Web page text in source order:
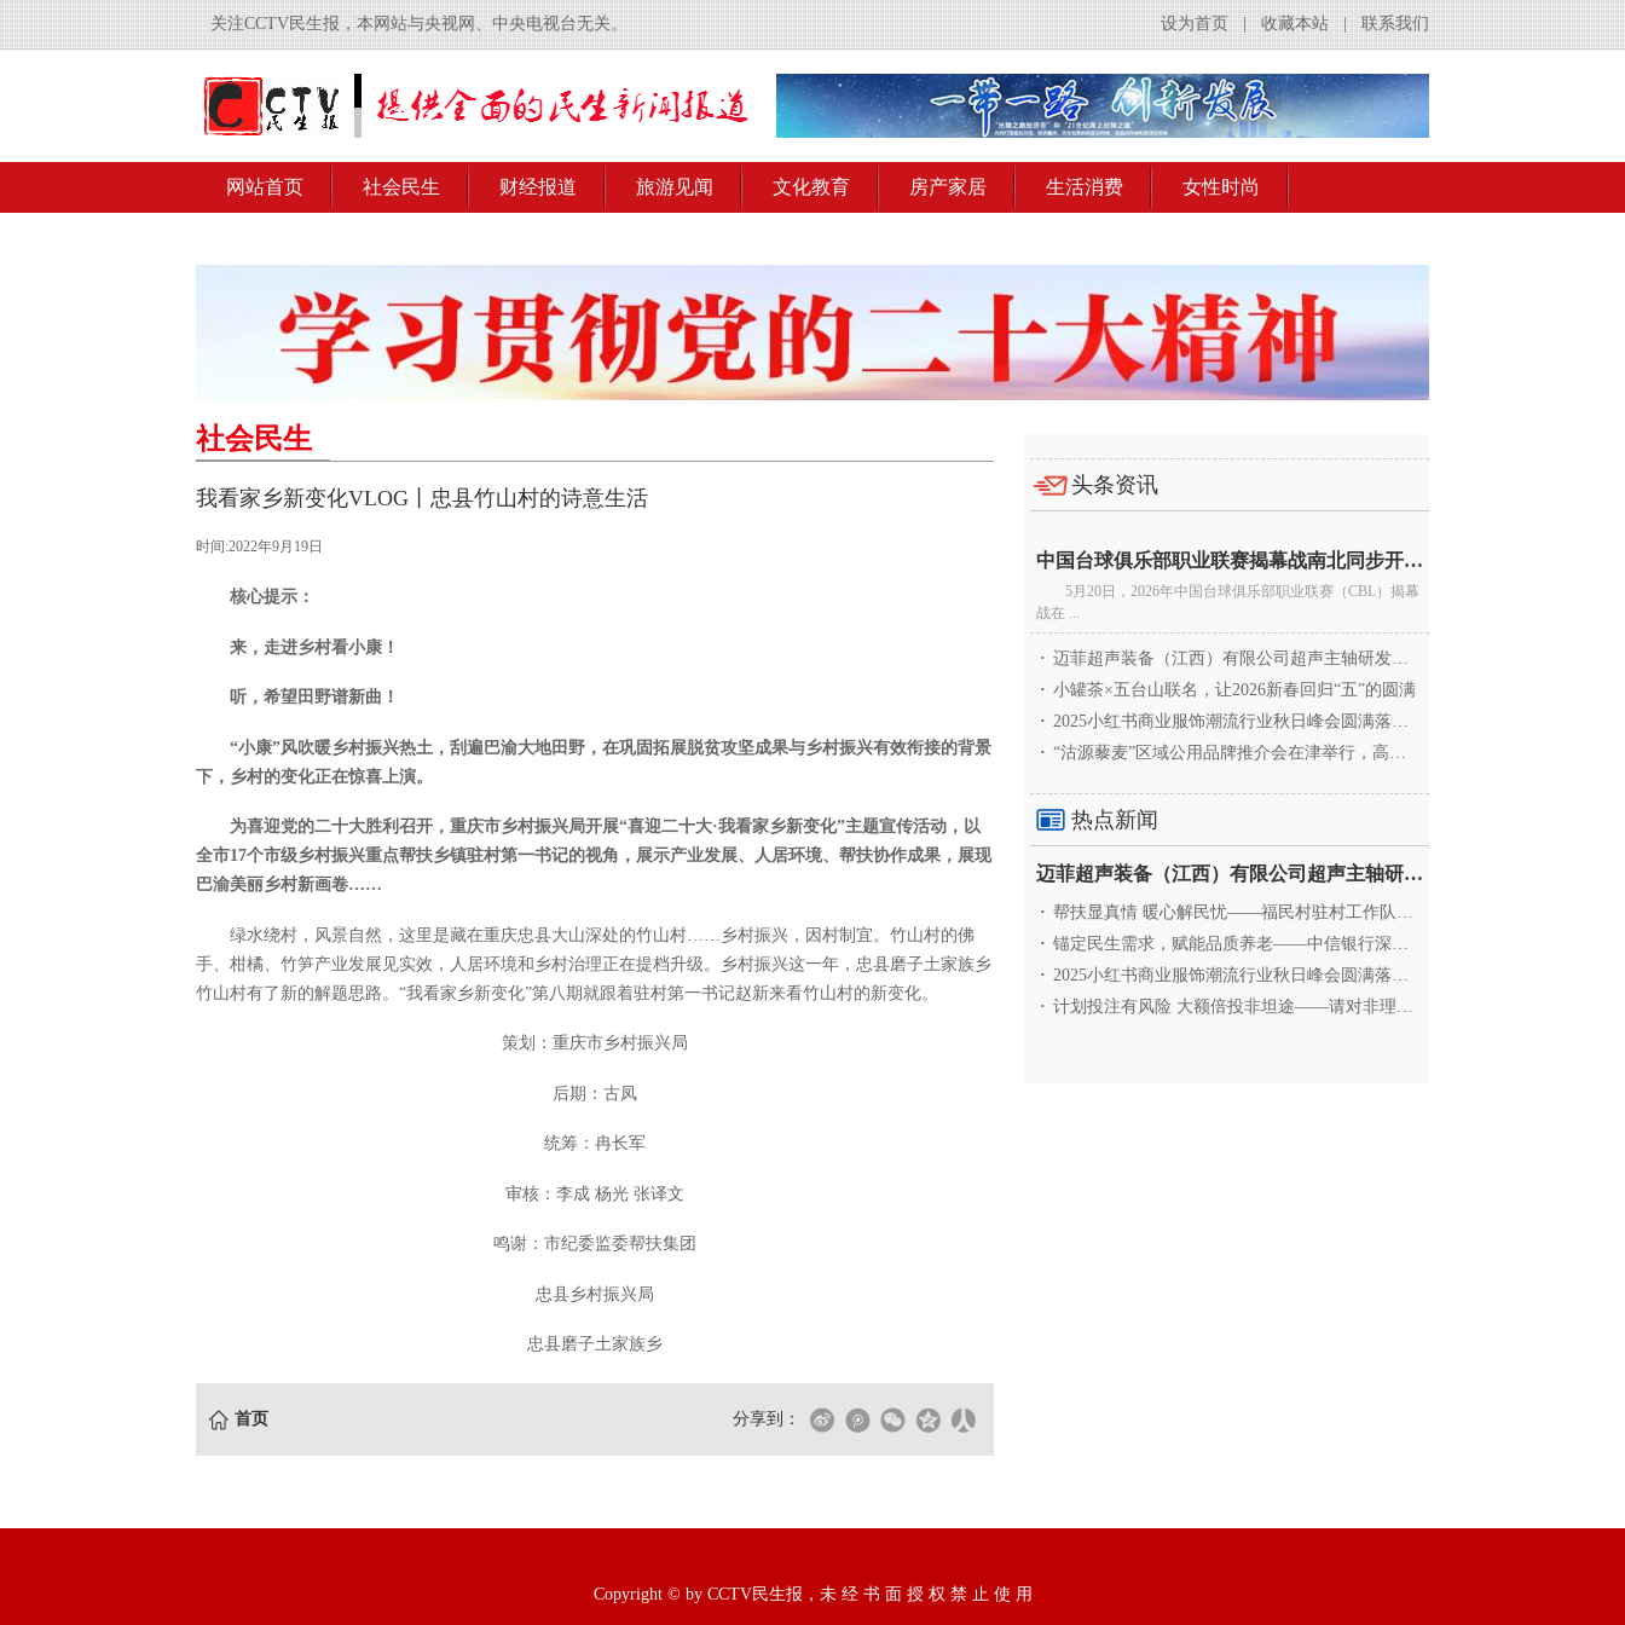
关注CCTV民生报，本网站与央视网、中央电视台无关。 联系我们
收藏本站
设为首页
网站首页 社会民生 财经报道 旅游见闻 文化教育 房产家居 生活消费 女性时尚
社会民生
我看家乡新变化VLOG丨忠县竹山村的诗意生活
时间:2022年9月19日
核心提示：
来，走进乡村看小康！
听，希望田野谱新曲！
“小康”风吹暖乡村振兴热土，刮遍巴渝大地田野，在巩固拓展脱贫攻坚成果与乡村振兴有效衔接的背景
下，乡村的变化正在惊喜上演。
为喜迎党的二十大胜利召开，重庆市乡村振兴局开展“喜迎二十大·我看家乡新变化”主题宣传活动，以
全市17个市级乡村振兴重点帮扶乡镇驻村第一书记的视角，展示产业发展、人居环境、帮扶协作成果，展现
巴渝美丽乡村新画卷……
绿水绕村，风景自然，这里是藏在重庆忠县大山深处的竹山村……乡村振兴，因村制宜。竹山村的佛
手、柑橘、竹笋产业发展见实效，人居环境和乡村治理正在提档升级。乡村振兴这一年，忠县磨子土家族乡
竹山村有了新的解题思路。“我看家乡新变化”第八期就跟着驻村第一书记赵新来看竹山村的新变化。
策划：重庆市乡村振兴局
后期：古凤
统筹：冉长军
审核：李成 杨光 张译文
鸣谢：市纪委监委帮扶集团
忠县乡村振兴局
忠县磨子土家族乡
首页 分享到：
头条资讯
中国台球俱乐部职业联赛揭幕战南北同步开杆 首届CBL
5月20日，2026年中国台球俱乐部职业联赛（CBL）揭幕
战在 ...
· 迈菲超声装备（江西）有限公司超声主轴研发和生产项
· 小罐茶×五台山联名，让2026新春回归“五”的圆满
· 2025小红书商业服饰潮流行业秋日峰会圆满落幕，携手
· “沽源藜麦”区域公用品牌推介会在津举行，高蛋白产业
热点新闻
迈菲超声装备（江西）有限公司超声主轴研发和生产项
· 帮扶显真情 暖心解民忧——福民村驻村工作队与村委心系
· 锚定民生需求，赋能品质养老——中信银行深圳分行养老
· 2025小红书商业服饰潮流行业秋日峰会圆满落幕，携手
· 计划投注有风险 大额倍投非坦途——请对非理性购彩说“
Copyright © by CCTV民生报，未 经 书 面 授 权 禁 止 使 用